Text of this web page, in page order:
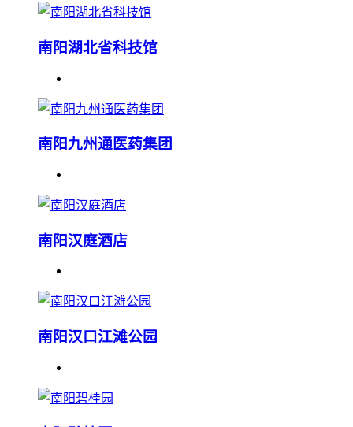
南阳湖北省科技馆
南阳九州通医药集团
南阳汉庭酒店
南阳汉口江滩公园